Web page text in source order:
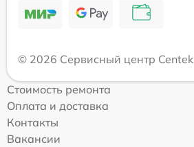
© 2026 Сервисный центр Centek
Стоимость ремонта
Оплата и доставка
Контакты
Вакансии